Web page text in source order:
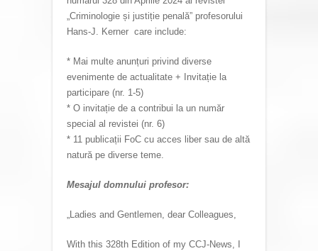
„Criminologie și justiție penală” profesorului
Hans-J. Kerner care include:
* Mai multe anunțuri privind diverse
evenimente de actualitate + Invitație la
participare (nr. 1-5)
* O invitație de a contribui la un număr
special al revistei (nr. 6)
* 11 publicații FoC cu acces liber sau de altă
natură pe diverse teme.
Mesajul domnului profesor:
„Ladies and Gentlemen, dear Colleagues,
With this 328th Edition of my CCJ-News, I